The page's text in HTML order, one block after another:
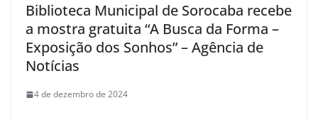
Biblioteca Municipal de Sorocaba recebe
a mostra gratuita “A Busca da Forma –
Exposição dos Sonhos” – Agência de
Notícias
4 de dezembro de 2024